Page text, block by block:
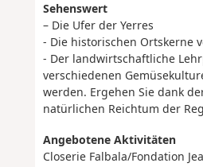
Sehenswert
– Die Ufer der Yerres
- Die historischen Ortskerne
- Der landwirtschaftliche
verschiedenen
werden. Ergehen Sie dank
natürlichen Reichtum der
Angebotene Aktivitäten
Closerie Falbala/Fondation